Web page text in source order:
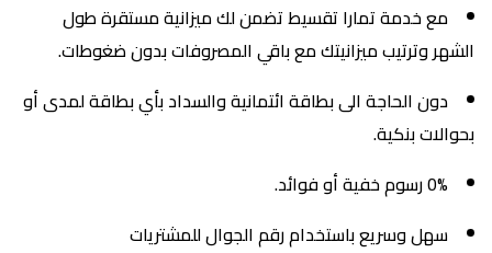
مع خدمة تمارا تقسيط تضمن لك ميزانية مستقرة طول
الشهر وترتيب ميزانيتك مع باقي المصروفات بدون ضغوطات.
دون الحاجة الى بطاقة ائتمانية والسداد بأي بطاقة لمدى أو
بحوالات بنكية.
0% رسوم خفية أو فوائد.
سهل وسريع باستخدام رقم الجوال للمشتريات